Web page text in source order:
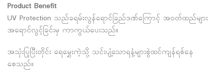
Product Benefit
UV Protection သည်ခရမ်းလွန်ရောင်ခြည်ဒဏ်ကြောင့် အဝတ်ထည်များ
အရောင်လွင့်ခြင်းမှ ကာကွယ်ပေးသည်။
အသုံးပြုပြီးတိုင်း ရေမွှေးကဲ့သို့ သင်းပျံ့သောရနံ့များစွဲထင်ကျန်ရစ်နေ
စေသည်။